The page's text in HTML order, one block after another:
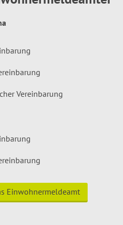
Vereinbarung
Einwohnermeldeamt